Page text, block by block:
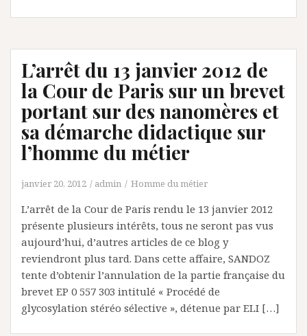
L’arrêt du 13 janvier 2012 de
la Cour de Paris sur un brevet
portant sur des nanomères et
sa démarche didactique sur
l’homme du métier
janvier 20, 2012 admin Homme du métier
L’arrêt de la Cour de Paris rendu le 13 janvier 2012
présente plusieurs intérêts, tous ne seront pas vus
aujourd’hui, d’autres articles de ce blog y
reviendront plus tard. Dans cette affaire, SANDOZ
tente d’obtenir l’annulation de la partie française du
brevet EP 0 557 303 intitulé « Procédé de
glycosylation stéréo sélective », détenue par ELI […]